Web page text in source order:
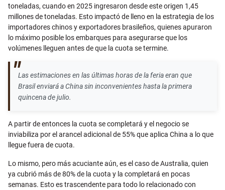
toneladas, cuando en 2025 ingresaron desde este origen 1,45
millones de toneladas. Esto impactó de lleno en la estrategia de los
importadores chinos y exportadores brasileños, quienes apuraron
lo máximo posible los embarques para asegurarse que los
volúmenes lleguen antes de que la cuota se termine.
Las estimaciones en las últimas horas de la feria eran que
Brasil enviará a China sin inconvenientes hasta la primera
quincena de julio.
A partir de entonces la cuota se completará y el negocio se
inviabiliza por el arancel adicional de 55% que aplica China a lo que
llegue fuera de cuota.
Lo mismo, pero más acuciante aún, es el caso de Australia, quien
ya cubrió más de 80% de la cuota y la completará en pocas
semanas. Esto es trascendente para todo lo relacionado con